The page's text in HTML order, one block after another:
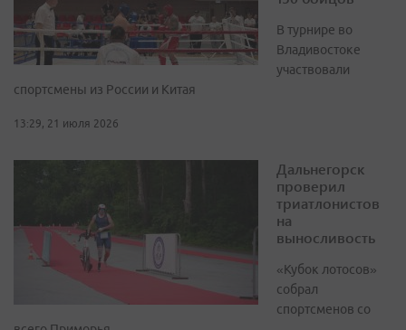
В турнире во
Владивостоке
участвовали
спортсмены из России и Китая
13:29, 21 июля 2026
Дальнегорск
проверил
триатлонистов
на
выносливость
«Кубок лотосов»
собрал
спортсменов со